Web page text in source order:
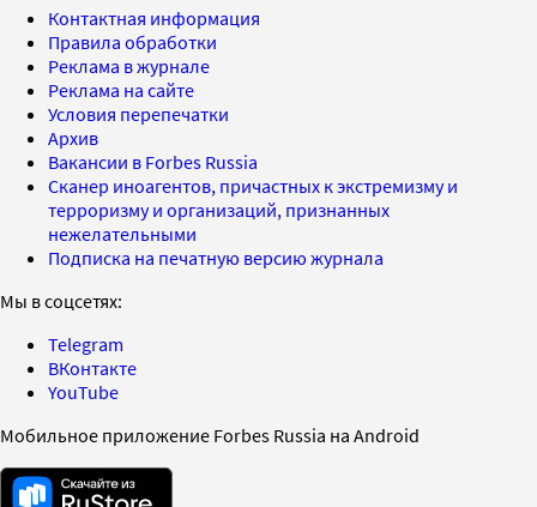
Контактная информация
Правила обработки
Реклама в журнале
Реклама на сайте
Условия перепечатки
Архив
Вакансии в Forbes Russia
Сканер иноагентов, причастных к экстремизму и
терроризму и организаций, признанных
нежелательными
Подписка на печатную версию журнала
Мы в соцсетях:
Telegram
ВКонтакте
YouTube
Мобильное приложение Forbes Russia на Android